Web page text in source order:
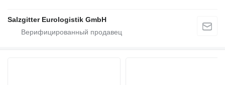
Salzgitter Eurologistik GmbH